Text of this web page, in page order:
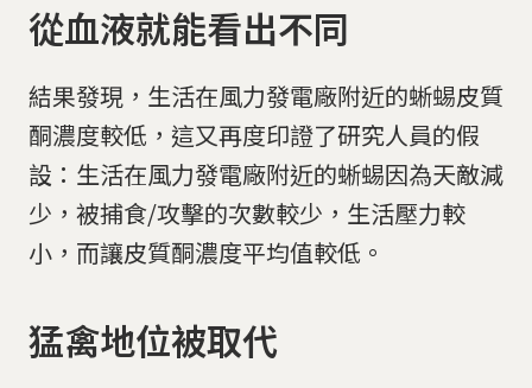
從血液就能看出不同
結果發現，生活在風力發電廠附近的蜥蜴皮質
酮濃度較低，這又再度印證了研究人員的假
設：生活在風力發電廠附近的蜥蜴因為天敵減
少，被捕食/攻擊的次數較少，生活壓力較
小，而讓皮質酮濃度平均值較低。
猛禽地位被取代